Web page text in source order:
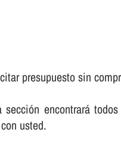
presupuesto sin
sección encontrará
usted.